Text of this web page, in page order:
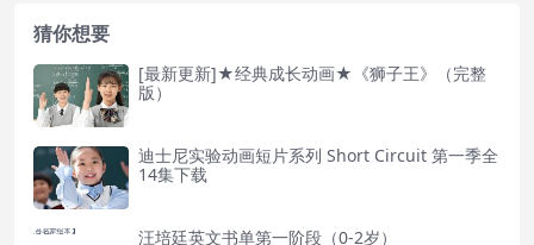
猜你想要
[最新更新]★经典成长动画★《狮子王》（完整
版）
迪士尼实验动画短片系列 Short Circuit 第一季全
14集下载
汪培廷英文书单第一阶段（0-2岁）